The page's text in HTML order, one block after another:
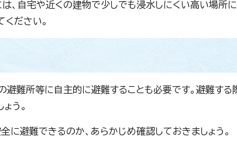
、自宅や近くの建物で少しでも浸水しにくい高い場所
ださい。
難所等に自主的に避難することも必要です。避難する
う。
避難できるのか、あらかじめ確認しておきましょう。